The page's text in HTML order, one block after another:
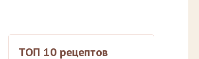
ТОП 10 рецептов